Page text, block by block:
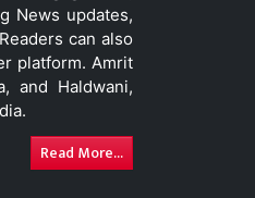
News updates,
can also
platform. Amrit
and Haldwani,
Read More...